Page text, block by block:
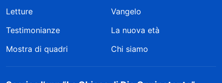
Letture
Vangelo
Testimonianze
La nuova età
Mostra di quadri
Chi siamo